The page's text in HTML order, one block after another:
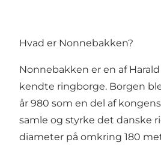
Hvad er Nonnebakken?
Nonnebakken er en af
kendte ringborge. Borgen
år 980 som en del af
samle og styrke det danske
diameter på omkring 180